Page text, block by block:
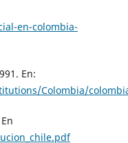
en-colombia-
En:
Colombia/